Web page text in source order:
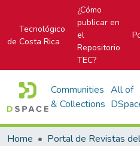
Tecnológico
de Costa Rica
¿Cómo
publicar en
el
Repositorio
TEC?
Communities
& Collections
All of
Home